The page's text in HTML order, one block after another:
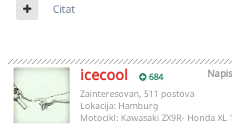
Citat
icecool 684
Zainteresovan, 511 postova
Lokacija: Hamburg
Motocikl: Kawasaki ZX9R- Honda XL